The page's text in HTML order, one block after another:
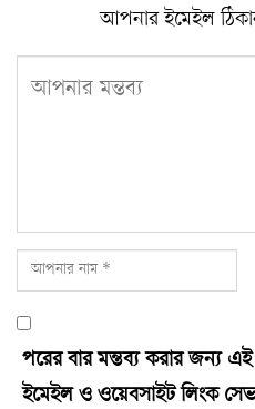
আপনার ইমেইল
পরের বার মন্তব্য করার জন্য
ইমেইল ও ওয়েবসাইট লিংক